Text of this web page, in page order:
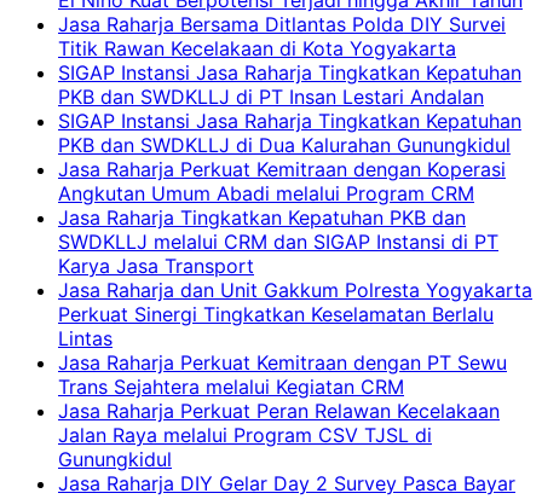
Jasa Raharja Bersama Ditlantas Polda DIY Survei
Titik Rawan Kecelakaan di Kota Yogyakarta
SIGAP Instansi Jasa Raharja Tingkatkan Kepatuhan
PKB dan SWDKLLJ di PT Insan Lestari Andalan
SIGAP Instansi Jasa Raharja Tingkatkan Kepatuhan
PKB dan SWDKLLJ di Dua Kalurahan Gunungkidul
Jasa Raharja Perkuat Kemitraan dengan Koperasi
Angkutan Umum Abadi melalui Program CRM
Jasa Raharja Tingkatkan Kepatuhan PKB dan
SWDKLLJ melalui CRM dan SIGAP Instansi di PT
Karya Jasa Transport
Jasa Raharja dan Unit Gakkum Polresta Yogyakarta
Perkuat Sinergi Tingkatkan Keselamatan Berlalu
Lintas
Jasa Raharja Perkuat Kemitraan dengan PT Sewu
Trans Sejahtera melalui Kegiatan CRM
Jasa Raharja Perkuat Peran Relawan Kecelakaan
Jalan Raya melalui Program CSV TJSL di
Gunungkidul
Jasa Raharja DIY Gelar Day 2 Survey Pasca Bayar